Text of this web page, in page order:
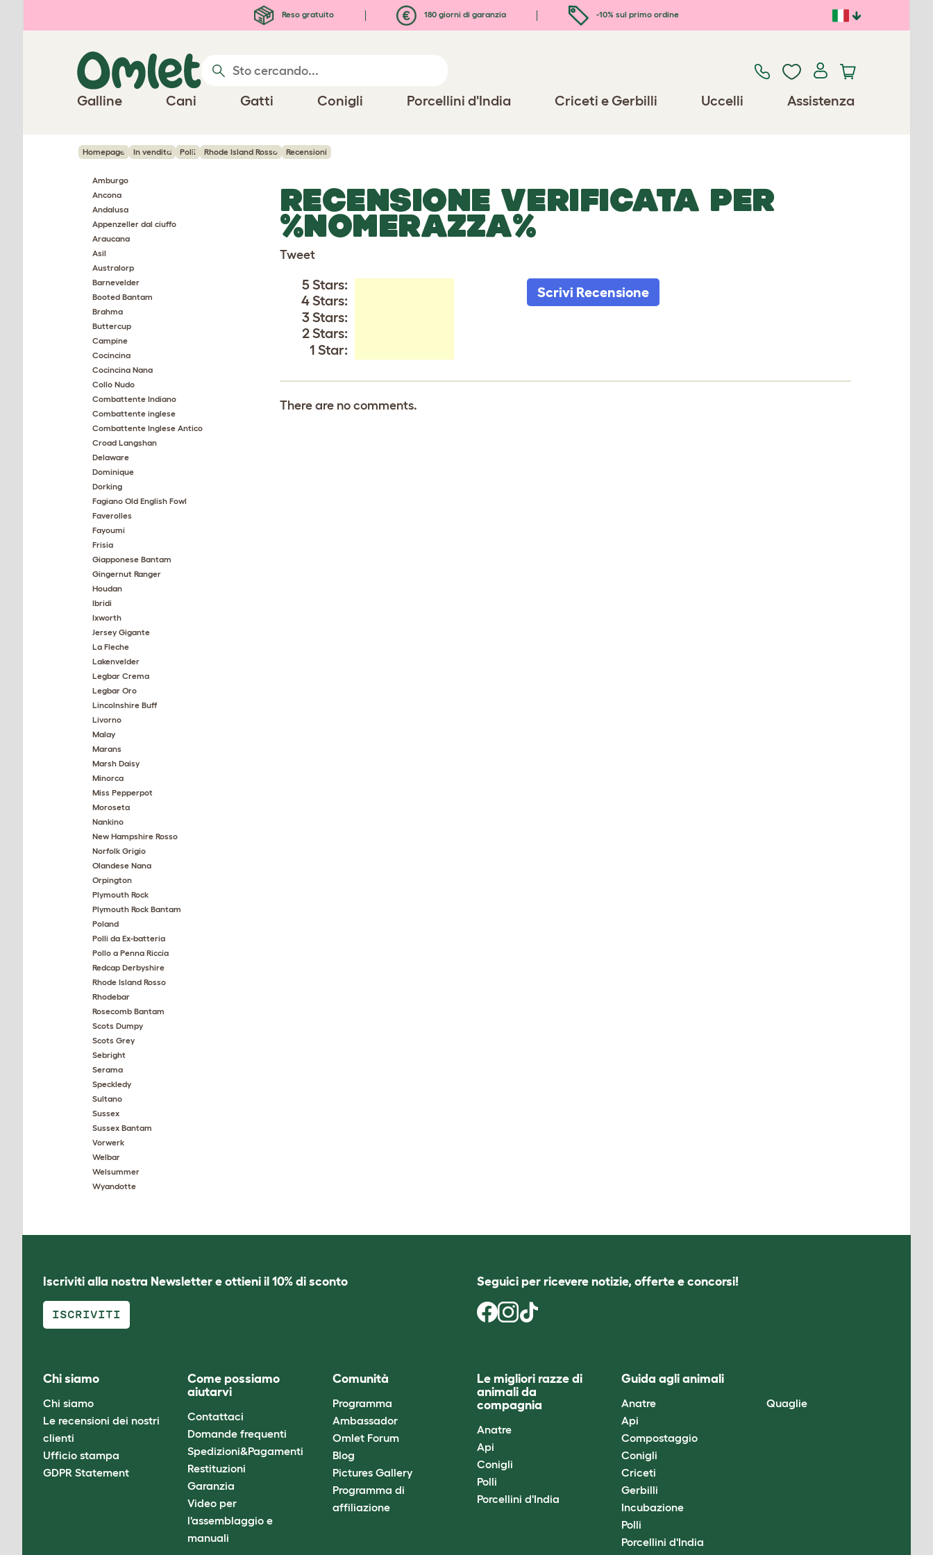
Reso gratuito 180 giorni di garanzia -10% sul primo ordine
Galline Cani Gatti Conigli Porcellini d'India Criceti e Gerbilli Uccelli Assistenza
Homepage In vendita Polli Rhode Island Rosso Recensioni
Amburgo
Ancona
Andalusa
Appenzeller dal ciuffo
Araucana
Asil
Australorp
Barnevelder
Booted Bantam
Brahma
Buttercup
Campine
Cocincina
Cocincina Nana
Collo Nudo
Combattente Indiano
Combattente inglese
Combattente Inglese Antico
Croad Langshan
Delaware
Dominique
Dorking
Fagiano Old English Fowl
Faverolles
Fayoumi
Frisia
Giapponese Bantam
Gingernut Ranger
Houdan
Ibridi
Ixworth
Jersey Gigante
La Fleche
Lakenvelder
Legbar Crema
Legbar Oro
Lincolnshire Buff
Livorno
Malay
Marans
Marsh Daisy
Minorca
Miss Pepperpot
Moroseta
Nankino
New Hampshire Rosso
Norfolk Grigio
Olandese Nana
Orpington
Plymouth Rock
Plymouth Rock Bantam
Poland
Polli da Ex-batteria
Pollo a Penna Riccia
Redcap Derbyshire
Rhode Island Rosso
Rhodebar
Rosecomb Bantam
Scots Dumpy
Scots Grey
Sebright
Serama
Speckledy
Sultano
Sussex
Sussex Bantam
Vorwerk
Welbar
Welsummer
Wyandotte
RECENSIONE VERIFICATA PER
%NOMERAZZA%
Tweet
5 Stars:
4 Stars:
3 Stars:
2 Stars:
1 Star:
Scrivi Recensione
There are no comments.
Iscriviti alla nostra Newsletter e ottieni il 10% di sconto
ISCRIVITI
Seguici per ricevere notizie, offerte e concorsi!
Chi siamo
Chi siamo
Le recensioni dei nostri
clienti
Ufficio stampa
GDPR Statement
Come possiamo
aiutarvi
Contattaci
Domande frequenti
Spedizioni&Pagamenti
Restituzioni
Garanzia
Video per
l'assemblaggio e
manuali
Comunità
Programma
Ambassador
Omlet Forum
Blog
Pictures Gallery
Programma di
affiliazione
Le migliori razze di
animali da
compagnia
Anatre
Api
Conigli
Polli
Porcellini d'India
Guida agli animali
Anatre
Api
Compostaggio
Conigli
Criceti
Gerbilli
Incubazione
Polli
Porcellini d'India
Quaglie